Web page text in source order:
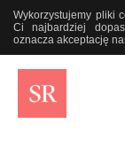
Wykorzystujemy pliki
Ci najbardziej
oznacza akceptację